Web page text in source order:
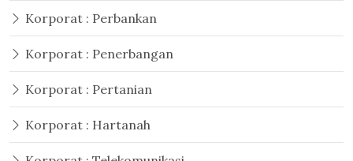
Korporat : Perbankan
Korporat : Penerbangan
Korporat : Pertanian
Korporat : Hartanah